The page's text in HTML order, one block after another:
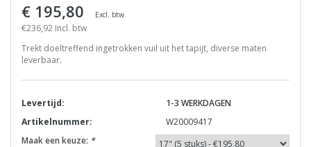
€ 195,80 Excl. btw
€236,92 Incl. btw
Trekt doeltreffend ingetrokken vuil uit het tapijt, diverse maten
leverbaar.
Levertijd:
1-3 WERKDAGEN
Artikelnummer:
W20009417
Maak een keuze: *